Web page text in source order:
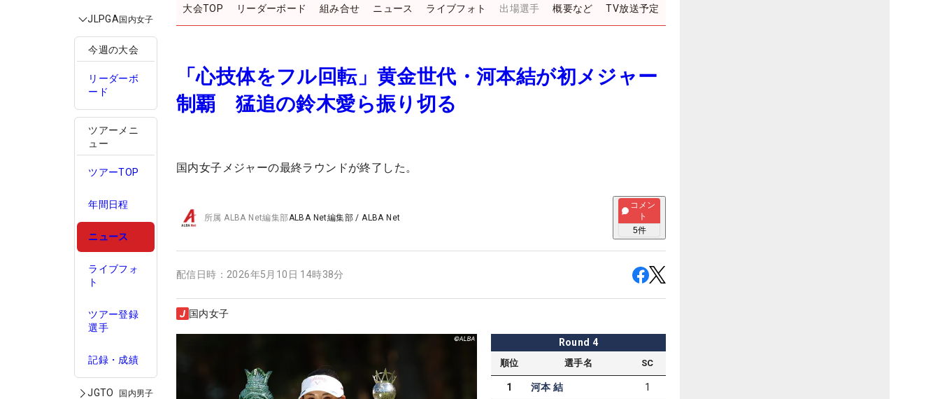
JLPGA国内女子
今週の大会
リーダーボ
ード
ツアーメニ
ュー
ツアーTOP
年間日程
ニュース
ライブフォ
ト
ツアー登録
選手
記録・成績
JGTO 国内男子
大会TOP リーダーボード 組み合せ ニュース ライブフォト 出場選手 概要など TV放送予定
「心技体をフル回転」黄金世代・河本結が初メジャー
制覇 猛追の鈴木愛ら振り切る
国内女子メジャーの最終ラウンドが終了した。
所属ALBA Net編集部ALBA Net編集部 /ALBA Net
コメン
ト
5件
配信日時： 2026年5月10日 14時38分
国内女子
Round 4
順位 選手名 SC
1 河本 結 1